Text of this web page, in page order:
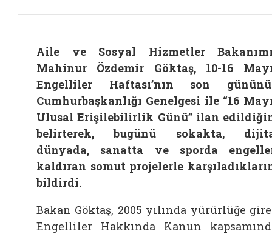
Aile ve Sosyal Hizmetler
Mahinur Özdemir Göktaş, 10-16
Engelliler Haftası’nın son
Cumhurbaşkanlığı Genelgesi ile “16
Ulusal Erişilebilirlik Günü” ilan
belirterek, bugünü sokakta,
dünyada, sanatta ve sporda
kaldıran somut projelerle
bildirdi.
Bakan Göktaş, 2005 yılında yürürlüğe
Engelliler Hakkında Kanun